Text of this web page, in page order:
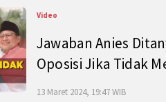
Video
Jawaban Anies
Oposisi Jika Tidak
13 Maret 2024, 19:47 WIB